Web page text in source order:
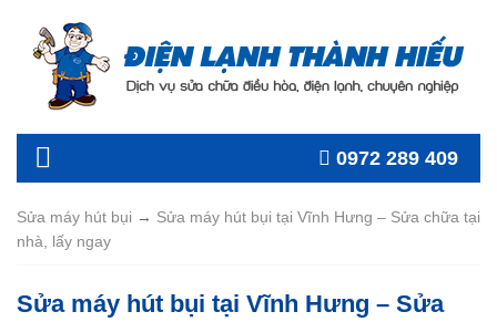
0972 289 409
Sửa máy hút bụi → Sửa máy hút bụi tại Vĩnh Hưng – Sửa chữa tại
nhà, lấy ngay
Sửa máy hút bụi tại Vĩnh Hưng – Sửa